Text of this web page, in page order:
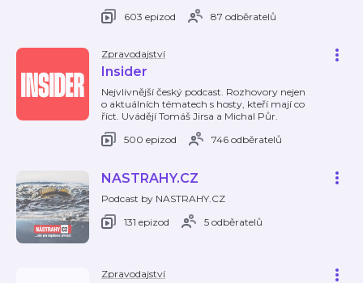
603 epizod
87 odběratelů
Zpravodajství
Insider
Nejvlivnější český podcast. Rozhovory nejen
o aktuálních tématech s hosty, kteří mají co
říct. Uvádějí Tomáš Jirsa a Michal Půr.
500 epizod
746 odběratelů
NASTRAHY.CZ
Podcast by NASTRAHY.CZ
131 epizod
5 odběratelů
Zpravodajství